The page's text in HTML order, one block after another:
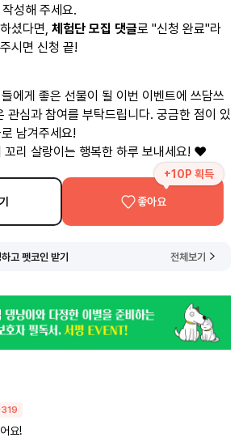
성해 주세요.
셨다면, 체험단 모집 댓글로 "신청 완료"라
시면 신청 끝!
에게 좋은 선물이 될 이번 이벤트에 쓰담쓰
관심과 참여를 부탁드립니다. 궁금한 점이 있
남겨주세요!
꼬리 살랑이는 행복한 하루 보내세요! ❤️
+10P 획득
좋아요
고 펫코인 받기 전체보기
319
요!